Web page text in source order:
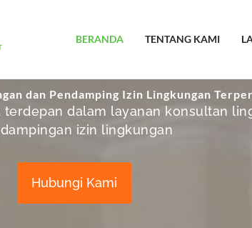
BERANDA TENTANG KAMI
dan Pendamping Izin Lingkungan
terdepan dalam layanan konsultan
izin lingkungan
Hubungi Kami